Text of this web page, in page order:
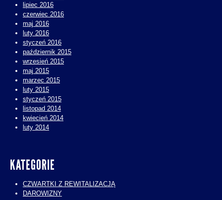
lipiec 2016
czerwiec 2016
maj 2016
luty 2016
styczeń 2016
październik 2015
wrzesień 2015
maj 2015
marzec 2015
luty 2015
styczeń 2015
listopad 2014
kwiecień 2014
luty 2014
KATEGORIE
CZWARTKI Z REWITALIZACJĄ
DAROWIZNY